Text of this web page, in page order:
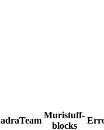
Team
Muristuff-
blocks